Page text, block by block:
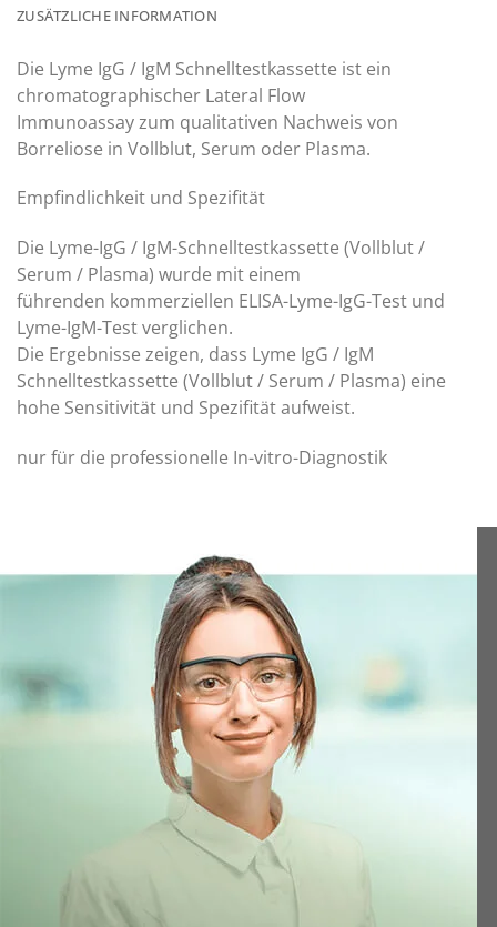
ZUSÄTZLICHE INFORMATION
Die Lyme IgG / IgM Schnelltestkassette ist ein
chromatographischer Lateral Flow
Immunoassay zum qualitativen Nachweis von
Borreliose in Vollblut, Serum oder Plasma.
Empfindlichkeit und Spezifität
Die Lyme-IgG / IgM-Schnelltestkassette (Vollblut /
Serum / Plasma) wurde mit einem
führenden kommerziellen ELISA-Lyme-IgG-Test und
Lyme-IgM-Test verglichen.
Die Ergebnisse zeigen, dass Lyme IgG / IgM
Schnelltestkassette (Vollblut / Serum / Plasma) eine
hohe Sensitivität und Spezifität aufweist.
nur für die professionelle In-vitro-Diagnostik